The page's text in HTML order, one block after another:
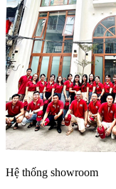
Hệ thống showroom